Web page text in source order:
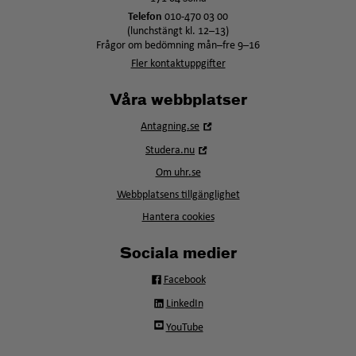
Telefon 010-470 03 00
(lunchstängt kl. 12–13)
Frågor om bedömning mån–fre 9–16
Fler kontaktuppgifter
Våra webbplatser
Antagning.se
Studera.nu
fönster
Om uhr.se
Webbplatsens tillgänglighet
Hantera cookies
Sociala medier
Facebook
LinkedIn
YouTube